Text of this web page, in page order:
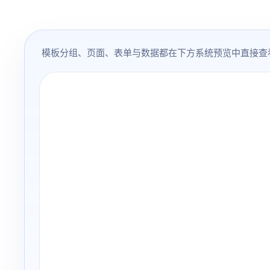
模板分组、页面、表单与数据都在下方系统预览中直接查